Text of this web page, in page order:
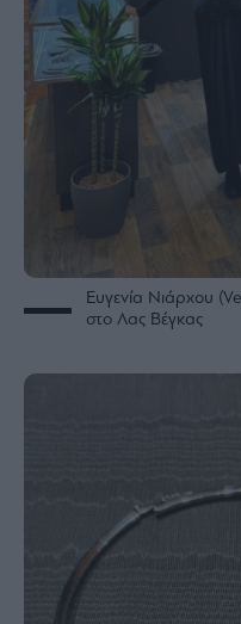
Ευγενία Νιάρχου
στο Λας Βέγκας